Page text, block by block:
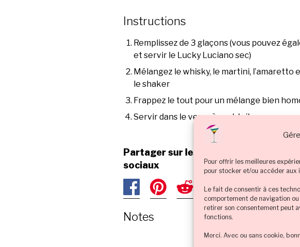
Pour offrir les meilleures
pour stocker et/ou accéder aux
Le fait de consentir à ces
comportement de navigation
retirer son consentement peut
fonctions.
Merci. Avec ou sans cookie,
Instructions
Remplissez de 3 glaçons (vous pouvez
et servir le Lucky Luciano sec)
Mélangez le whisky, le martini, l’amaretto
le shaker
Frappez le tout pour un mélange bien
Servir dans le verre à cocktail
Partager sur les réseau
sociaux
Cocktail
Martini
Notes